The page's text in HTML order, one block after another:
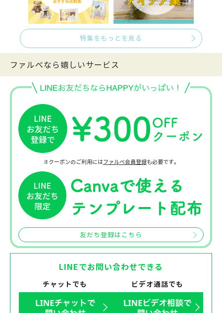
特集をもっとを見る
ファルべなら嬉しいサービス
※クーポンのご利用にはファルベ会員登録も必要です。
友だち登録はこちら
LINEでお問い合わせできる
チャットでも ビデオ通話でも